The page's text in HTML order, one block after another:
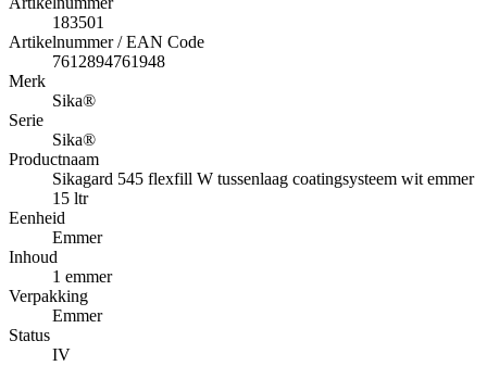
183501
Artikelnummer / EAN Code
7612894761948
Merk
Sika®
Serie
Sika®
Productnaam
Sikagard 545 flexfill W tussenlaag coatingsysteem wit emmer
15 ltr
Eenheid
Emmer
Inhoud
1 emmer
Verpakking
Emmer
Status
IV